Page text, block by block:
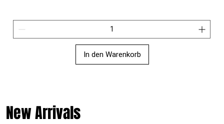
New Arrivals
In den Warenkorb